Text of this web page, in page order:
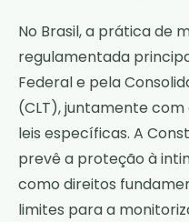
No Brasil, a prática de
regulamentada
Federal e pela
(CLT), juntamente
leis específicas. A
prevê a proteção à
como direitos
limites para a